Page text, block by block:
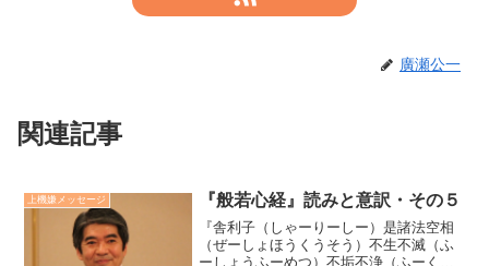
廣瀬公一
関連記事
上機嫌メッセージ 『般若心経』読みと意訳・その５
『舎利子（しゃーりーしー）是諸法空相
（ぜーしょほうくうそう）不生不滅（ふ
ーしょうふーめつ）不垢不浄（ふーくー